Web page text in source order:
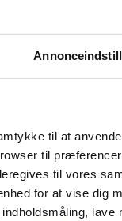
til at
til
til vores
for at vise dig
lave